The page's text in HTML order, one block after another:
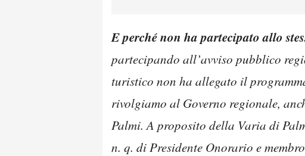
E perché non ha partecipato allo
partecipando all’avviso pubblico
turistico non ha allegato il
rivolgiamo al Governo regionale,
Palmi. A proposito della Varia di
n. q. di Presidente Onorario e